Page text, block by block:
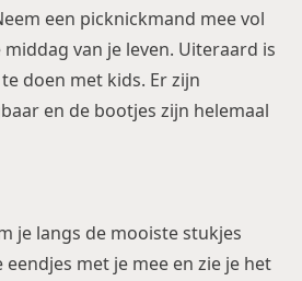
een picknickmand mee vol
van je leven. Uiteraard is
doen met kids. Er zijn
en de bootjes zijn helemaal
je langs de mooiste stukjes
met je mee en zie je het